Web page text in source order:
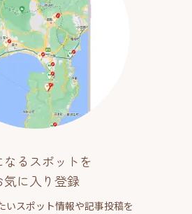
なるスポットを
気に入り登録
いスポット情報や記事投稿を